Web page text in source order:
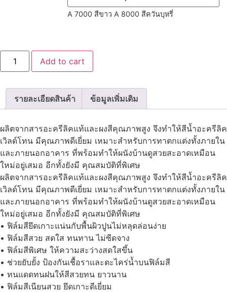
A 7000 สีขาว A 8000 สีควันบุหรี่
เวิลด์
โทน
สี
ฝ้า
เพดาน
quantity
Add to cart
รายละเอียดสินค้า ข้อมูลเพิ่มเติม
ผลิตจากสารอะครีลิคแท้และผงสีคุณภาพสูง จึงทำให้สีน้ำอะครีลิค
เวิลด์โทน มีคุณภาพดีเยี่ยม เหมาะสำหรับการทาตกแต่งทั้งภายใน
และภายนอกอาคาร ที่พร้อมทำให้ผนังบ้านดูสวยสะอาดเหมือน
ใหม่อยู่เสมอ อีกทั้งยังมี คุณสมบัติที่พิเศษ
ผลิตจากสารอะครีลิคแท้และผงสีคุณภาพสูง จึงทำให้สีน้ำอะครีลิค
เวิลด์โทน มีคุณภาพดีเยี่ยม เหมาะสำหรับการทาตกแต่งทั้งภายใน
และภายนอกอาคาร ที่พร้อมทำให้ผนังบ้านดูสวยสะอาดเหมือน
ใหม่อยู่เสมอ อีกทั้งยังมี คุณสมบัติที่พิเศษ
• ฟิล์มสียึดเกาะแน่นกับพื้นผิวปูนไม่หลุดล่อนง่าย
• ฟิล์มสีสวย สดใส ทนทาน ไม่ซีดจาง
• ฟิล์มสีพิเศษ ให้ความสะว่างสดใสขึ้น
• ช่วยยับยั้ง ป้องกันเชื้อราและตะไคร่น้ำบนฟิล์มสี
• ทนแดดทนฝนให้สีสวยทน ยาวนาน
• ฟิล์มสีเนียนสวย ยึดเกาะดีเยี่ยม